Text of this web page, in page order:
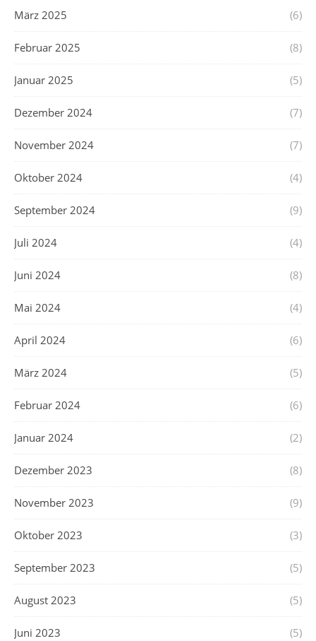
März 2025 (6)
Februar 2025 (8)
Januar 2025 (5)
Dezember 2024 (7)
November 2024 (7)
Oktober 2024 (4)
September 2024 (9)
Juli 2024 (4)
Juni 2024 (8)
Mai 2024 (4)
April 2024 (6)
März 2024 (5)
Februar 2024 (6)
Januar 2024 (2)
Dezember 2023 (8)
November 2023 (9)
Oktober 2023 (3)
September 2023 (5)
August 2023 (5)
Juni 2023 (5)